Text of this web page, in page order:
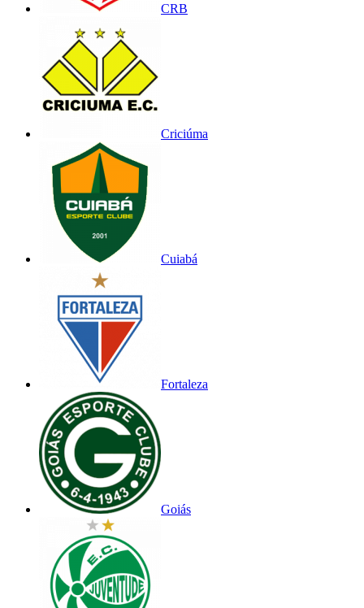
CRB
Criciúma
Cuiabá
Fortaleza
Goiás